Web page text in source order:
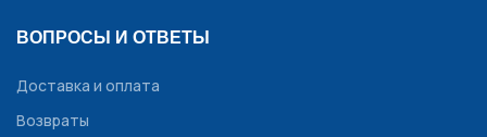
ВОПРОСЫ И ОТВЕТЫ
Доставка и оплата
Возвраты